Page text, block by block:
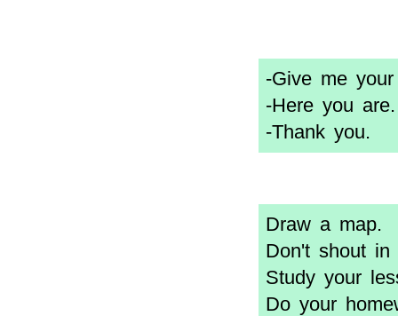
-Give me
-Here you are.
-Thank you.
Draw a map.
Don't shout in
Study your
Do your